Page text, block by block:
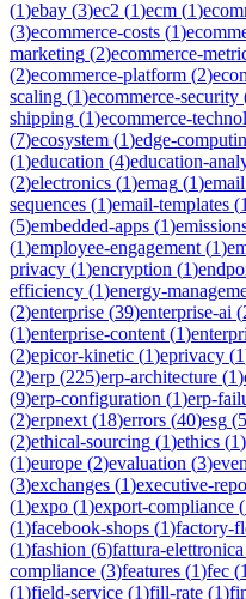
(1)ebay (3)ec2 (1)ecm (1)
(3)ecommerce-costs (1)
marketing (2)ecommerce-
(2)ecommerce-platform (2)
scaling (1)ecommerce-security
shipping (1)ecommerce-
(7)ecosystem (1)edge-
(1)education (4)education-
(2)electronics (1)emag (1)email
sequences (1)email-templates (1
(5)embedded-apps (1)
(1)employee-engagement (1)
privacy (1)encryption (1)
efficiency (1)energy-
(2)enterprise (39)enterprise-ai (
(1)enterprise-content (1)
(2)epicor-kinetic (1)eprivacy (1
(2)erp (225)erp-architecture (1)
(9)erp-configuration (1)erp-
(2)erpnext (18)errors (40)esg (5
(2)ethical-sourcing (1)ethics (1)
(1)europe (2)evaluation (3)
(3)exchanges (1)executive-
(1)expo (1)export-compliance (
(1)facebook-shops (1)factory-
(1)fashion (6)fattura-elettronica
compliance (3)features (1)fec (1
(1)field-service (1)fill-rate (1)